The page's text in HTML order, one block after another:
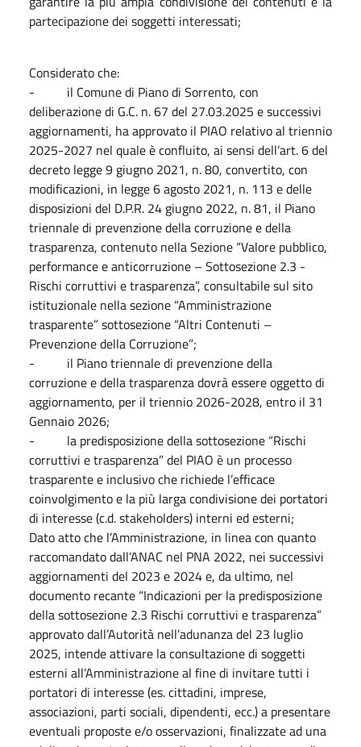
partecipazione dei soggetti interessati;
Considerato che:
- il Comune di Piano di Sorrento, con
deliberazione di G.C. n. 67 del 27.03.2025 e successivi
aggiornamenti, ha approvato il PIAO relativo al triennio
2025-2027 nel quale è confluito, ai sensi dell’art. 6 del
decreto legge 9 giugno 2021, n. 80, convertito, con
modificazioni, in legge 6 agosto 2021, n. 113 e delle
disposizioni del D.P.R. 24 giugno 2022, n. 81, il Piano
triennale di prevenzione della corruzione e della
trasparenza, contenuto nella Sezione “Valore pubblico,
performance e anticorruzione – Sottosezione 2.3 -
Rischi corruttivi e trasparenza”, consultabile sul sito
istituzionale nella sezione “Amministrazione
trasparente” sottosezione “Altri Contenuti –
Prevenzione della Corruzione”;
- il Piano triennale di prevenzione della
corruzione e della trasparenza dovrà essere oggetto di
aggiornamento, per il triennio 2026-2028, entro il 31
Gennaio 2026;
- la predisposizione della sottosezione “Rischi
corruttivi e trasparenza” del PIAO è un processo
trasparente e inclusivo che richiede l’efficace
coinvolgimento e la più larga condivisione dei portatori
di interesse (c.d. stakeholders) interni ed esterni;
Dato atto che l’Amministrazione, in linea con quanto
raccomandato dall’ANAC nel PNA 2022, nei successivi
aggiornamenti del 2023 e 2024 e, da ultimo, nel
documento recante “Indicazioni per la predisposizione
della sottosezione 2.3 Rischi corruttivi e trasparenza”
approvato dall’Autorità nell’adunanza del 23 luglio
2025, intende attivare la consultazione di soggetti
esterni all’Amministrazione al fine di invitare tutti i
portatori di interesse (es. cittadini, imprese,
associazioni, parti sociali, dipendenti, ecc.) a presentare
eventuali proposte e/o osservazioni, finalizzate ad una